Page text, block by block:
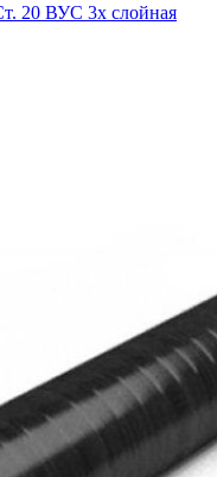
20 ВУС 3х слойная